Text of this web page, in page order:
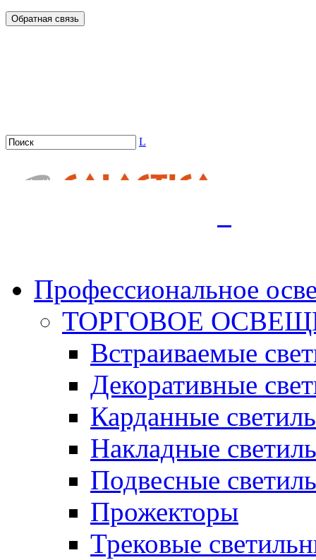
Обратная связь
L
Профессиональное
ТОРГОВОЕ
Встраиваемые
Декоративные
Карданные
Накладные
Подвесные
Прожекторы
Трековые